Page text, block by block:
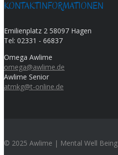
KONTAKTINFORMATIONEN
Emilienplatz 2 58097 Hagen
Tel: 02331 - 66837
Omega Awlime
omega@awlime.de
Awlime Senior
atmkg@t-online.de
© 2025 Awlime | Mental Well Being